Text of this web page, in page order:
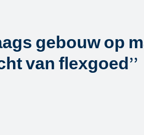
gebouw op
van flexgoed’’